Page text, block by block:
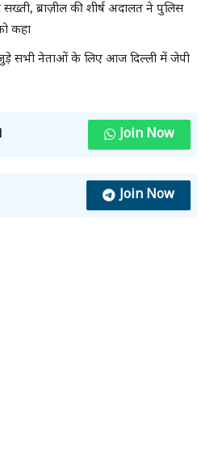
सख्ती, ब्राज़ील की शीर्ष अदालत ने पुलिस
कहा
सभी नेताओं के लिए आज दिल्ली में जेपी
Join Now
Join Now